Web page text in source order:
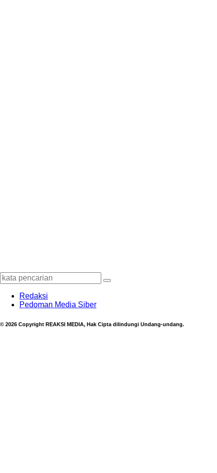
Redaksi
Pedoman Media Siber
© 2026 Copyright REAKSI MEDIA, Hak Cipta dilindungi Undang-undang.